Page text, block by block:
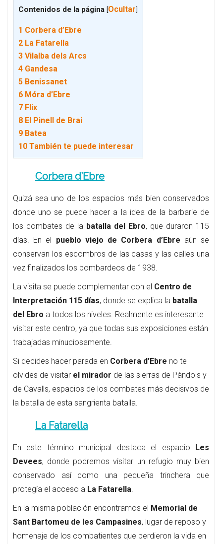
Contenidos de la página [Ocultar]
1 Corbera d’Ebre
2 La Fatarella
3 Vilalba dels Arcs
4 Gandesa
5 Benissanet
6 Móra d’Ebre
7 Flix
8 El Pinell de Brai
9 Batea
10 También te puede interesar
Corbera d’Ebre
Quizá sea uno de los espacios más bien conservados
donde uno se puede hacer a la idea de la barbarie de
los combates de la batalla del Ebro, que duraron 115
días. En el pueblo viejo de Corbera d’Ebre aún se
conservan los escombros de las casas y las calles una
vez finalizados los bombardeos de 1938.
La visita se puede complementar con el Centro de
Interpretación 115 días, donde se explica la batalla
del Ebro a todos los niveles. Realmente es interesante
visitar este centro, ya que todas sus exposiciones están
trabajadas minuciosamente.
Si decides hacer parada en Corbera d’Ebre no te
olvides de visitar el mirador de las sierras de Pàndols y
de Cavalls, espacios de los combates más decisivos de
la batalla de esta sangrienta batalla.
La Fatarella
En este término municipal destaca el espacio Les
Devees, donde podremos visitar un refugio muy bien
conservado así como una pequeña trinchera que
protegía el acceso a La Fatarella.
En la misma población encontramos el Memorial de
Sant Bartomeu de les Campasines, lugar de reposo y
homenaje de los combatientes que perdieron la vida en